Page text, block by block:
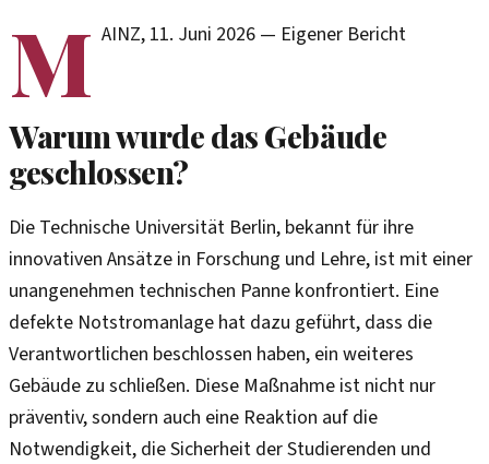
M AINZ, 11. Juni 2026— Eigener Bericht
Warum wurde das Gebäude
geschlossen?
Die Technische Universität Berlin, bekannt für ihre
innovativen Ansätze in Forschung und Lehre, ist mit einer
unangenehmen technischen Panne konfrontiert. Eine
defekte Notstromanlage hat dazu geführt, dass die
Verantwortlichen beschlossen haben, ein weiteres
Gebäude zu schließen. Diese Maßnahme ist nicht nur
präventiv, sondern auch eine Reaktion auf die
Notwendigkeit, die Sicherheit der Studierenden und